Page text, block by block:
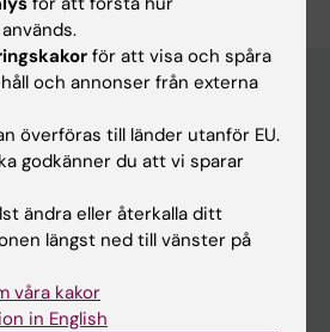
för att visa och spåra
och annonser från externa
överföras till länder utanför EU.
godkänner du att vi sparar
ändra eller återkalla ditt
längst ned till vänster på
våra kakor
in English